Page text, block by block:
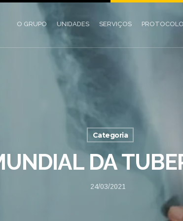
O GRUPO UNIDADES SERVIÇOS
Categoria
DA
24/03/2021